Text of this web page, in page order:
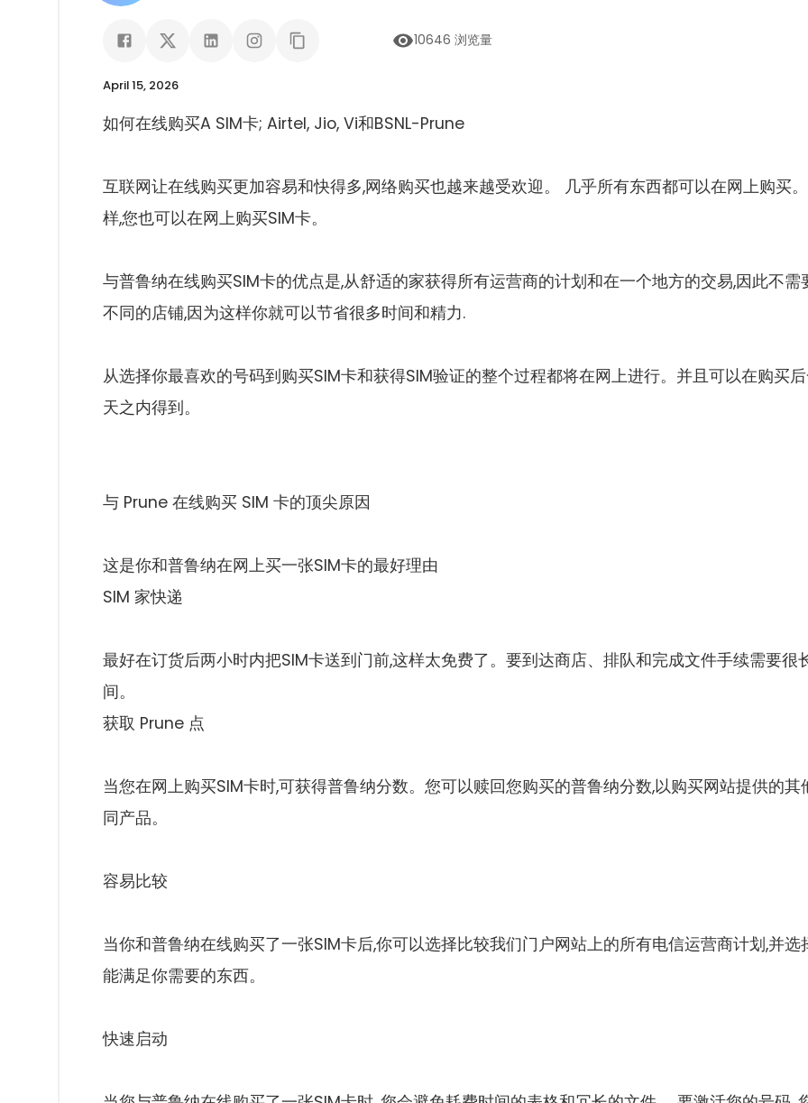
10646 浏览量
April 15, 2026
如何在线购买A SIM卡; Airtel, Jio, Vi和BSNL-Prune
互联网让在线购买更加容易和快得多,网络购买也越来越受欢迎。 几乎所有东西都可以在网上购买
样,您也可以在网上购买SIM卡。
与普鲁纳在线购买SIM卡的优点是,从舒适的家获得所有运营商的计划和在一个地方的交易,因此不需
不同的店铺,因为这样你就可以节省很多时间和精力.
从选择你最喜欢的号码到购买SIM卡和获得SIM验证的整个过程都将在网上进行。并且可以在购买
天之内得到。
与 Prune 在线购买 SIM 卡的顶尖原因
这是你和普鲁纳在网上买一张SIM卡的最好理由
SIM 家快递
最好在订货后两小时内把SIM卡送到门前,这样太免费了。要到达商店、排队和完成文件手续需要很
间。
获取 Prune 点
当您在网上购买SIM卡时,可获得普鲁纳分数。您可以赎回您购买的普鲁纳分数,以购买网站提供的其
同产品。
容易比较
当你和普鲁纳在线购买了一张SIM卡后,你可以选择比较我们门户网站上的所有电信运营商计划,并选
能满足你需要的东西。
快速启动